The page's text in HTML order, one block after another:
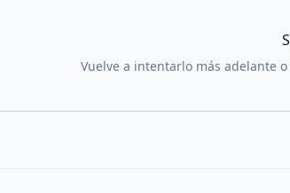
Vuelve a intentarlo más adelante